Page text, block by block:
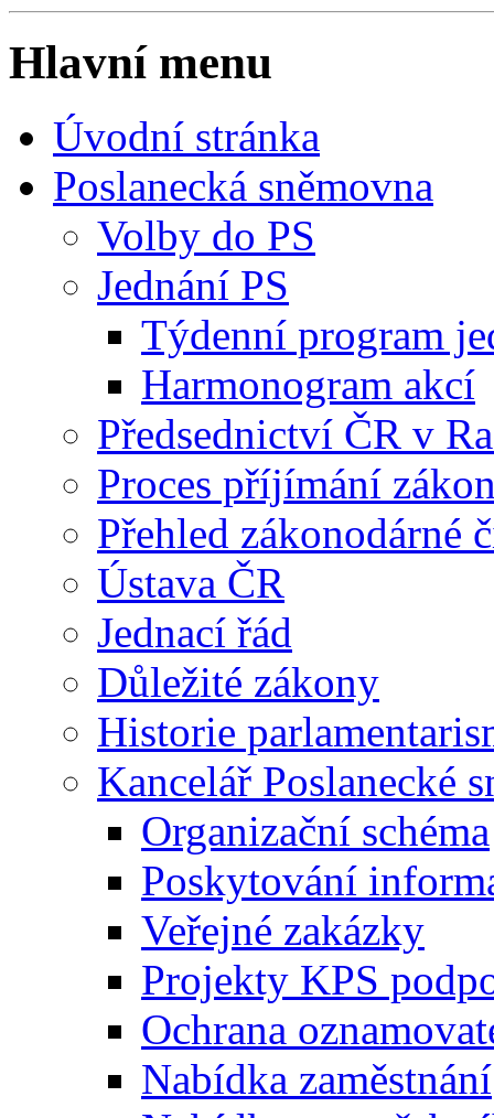
Hlavní menu
Úvodní stránka
Poslanecká sněmovna
Volby do PS
Jednání PS
Týdenní program
Harmonogram akcí
Předsednictví ČR v
Proces příjímání
Přehled zákonodárné
Ústava ČR
Jednací řád
Důležité zákony
Historie
Kancelář Poslanecké
Organizační schéma
Poskytování
Veřejné zakázky
Projekty KPS
Ochrana
Nabídka zaměstnání